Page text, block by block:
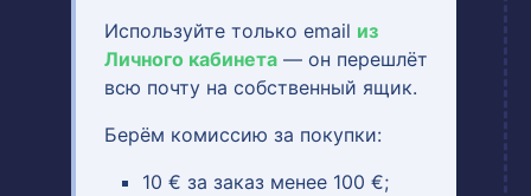
Используйте только email из
Личного кабинета — он перешлёт
всю почту на собственный ящик.
Берём комиссию за покупки:
10 € за заказ менее 100 €;